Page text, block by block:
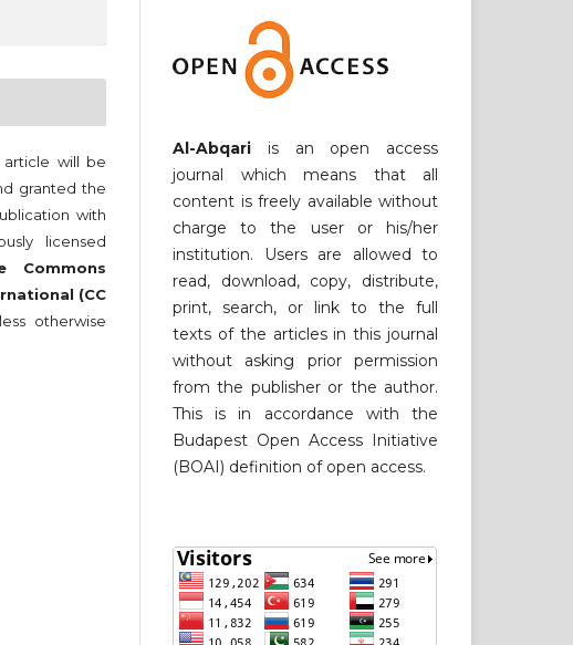
will be
granted the
with
licensed
Commons
(CC
otherwise
Al-Abqari is an open access
journal which means that all
content is freely available without
charge to the user or his/her
institution. Users are allowed to
read, download, copy, distribute,
print, search, or link to the full
texts of the articles in this journal
without asking prior permission
from the publisher or the author.
This is in accordance with the
Budapest Open Access Initiative
(BOAI) definition of open access.